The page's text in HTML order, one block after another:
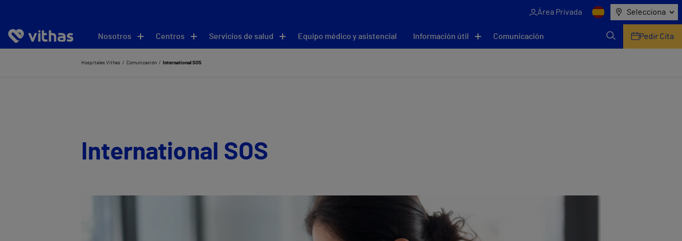
Área Privada Selecciona
Nosotros Centros Servicios de salud Equipo médico y asistencial Información útil Comunicación Pedir Cita
Hospitales Vithas Comunicación International SOS
International SOS